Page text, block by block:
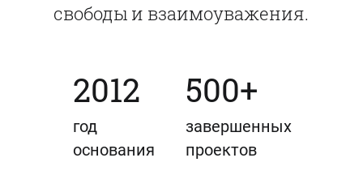
свободы и взаимоуважения.
2012
год
основания
500+
завершенных
проектов